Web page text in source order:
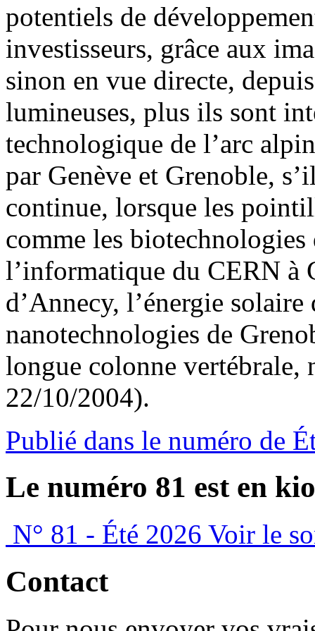
potentiels de
investisseurs, grâce aux
sinon en vue directe,
lumineuses, plus ils sont
technologique de l’arc
par Genève et Grenoble,
continue, lorsque les
comme les
l’informatique du CERN à
d’Annecy, l’énergie
nanotechnologies de
longue colonne vertébrale,
22/10/2004).
Publié dans le numéro de
Le numéro 81 est en
N° 81 - Été 2026 Voir le
Contact